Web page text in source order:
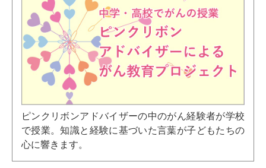
ピンクリボンアドバイザーの中のがん経験者が学校
で授業。知識と経験に基づいた言葉が子どもたちの
心に響きます。